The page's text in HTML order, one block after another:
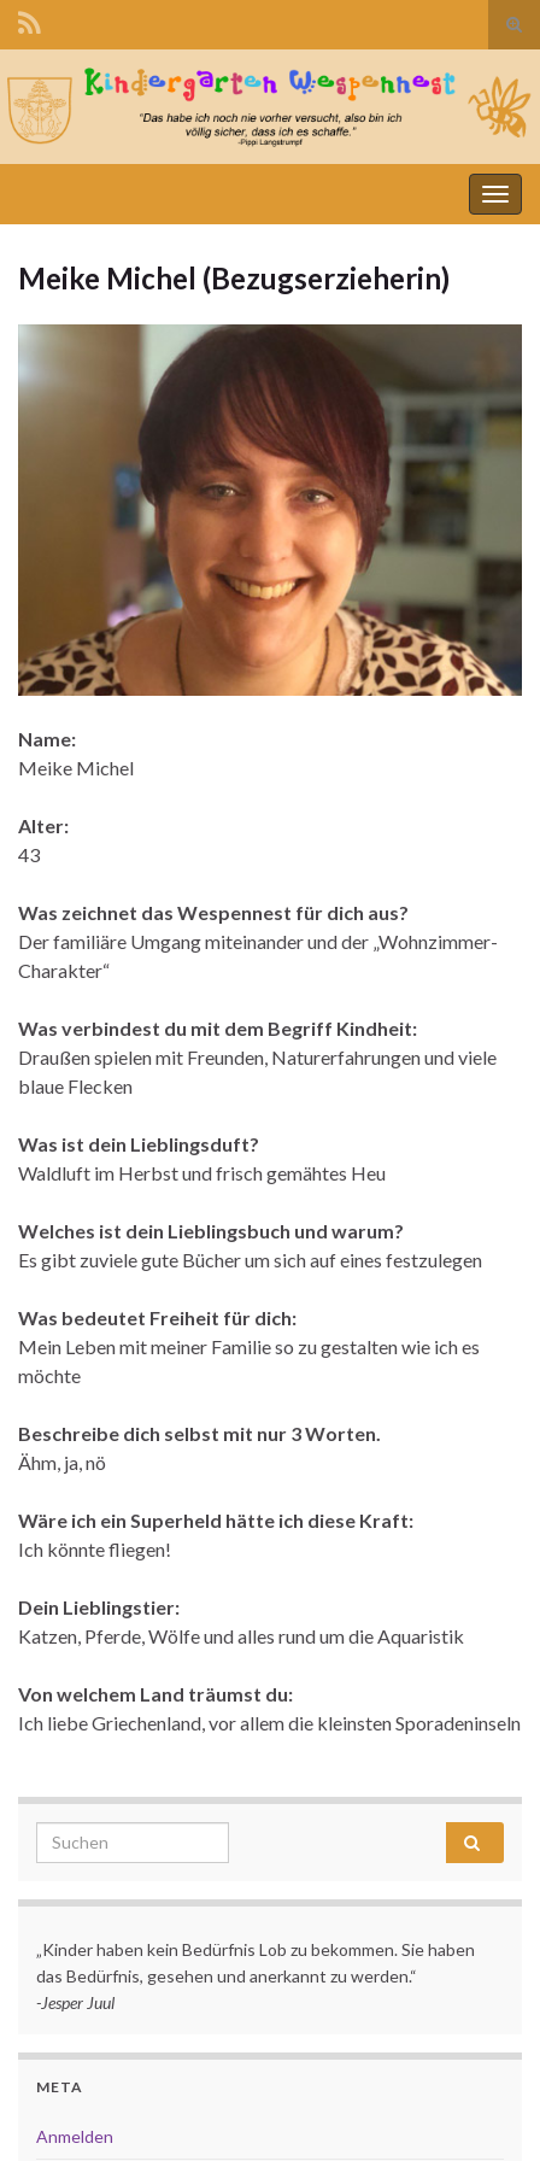
Search for:
Meike Michel (Bezugserzieherin)
Name:
Meike Michel
Alter:
43
Was zeichnet das Wespennest für dich aus?
Der familiäre Umgang miteinander und der „Wohnzimmer-
Charakter“
Was verbindest du mit dem Begriff Kindheit:
Draußen spielen mit Freunden, Naturerfahrungen und viele
blaue Flecken
Was ist dein Lieblingsduft?
Waldluft im Herbst und frisch gemähtes Heu
Welches ist dein Lieblingsbuch und warum?
Es gibt zuviele gute Bücher um sich auf eines festzulegen
Was bedeutet Freiheit für dich:
Mein Leben mit meiner Familie so zu gestalten wie ich es
möchte
Beschreibe dich selbst mit nur 3 Worten.
Ähm, ja, nö
Wäre ich ein Superheld hätte ich diese Kraft:
Ich könnte fliegen!
Dein Lieblingstier:
Katzen, Pferde, Wölfe und alles rund um die Aquaristik
Von welchem Land träumst du:
Ich liebe Griechenland, vor allem die kleinsten Sporadeninseln
Search for:
„Kinder haben kein Bedürfnis Lob zu bekommen. Sie haben
das Bedürfnis, gesehen und anerkannt zu werden.“
-Jesper Juul
META
Anmelden